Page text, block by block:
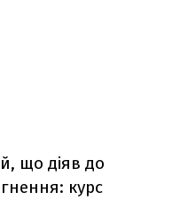
що діяв до
курс